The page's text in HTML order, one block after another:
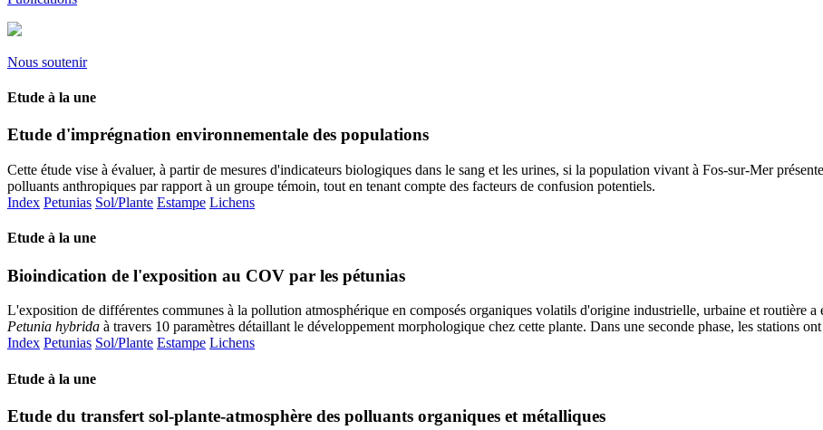
Nous soutenir
Etude à la une
Etude d'imprégnation environnementale des populations
Cette étude vise à évaluer, à partir de mesures d'indicateurs biologiques dans le sang et les urines, si la population vivant à Fos-sur-Mer
polluants anthropiques par rapport à un groupe témoin, tout en tenant compte des facteurs de confusion potentiels.
Index Petunias Sol/Plante Estampe Lichens
Etude à la une
Bioindication de l'exposition au COV par les pétunias
L'exposition de différentes communes à la pollution atmosphérique en composés organiques volatils d'origine industrielle, urbaine et routière
Petunia hybrida à travers 10 paramètres détaillant le développement morphologique chez cette plante. Dans une seconde phase, les stations
Index Petunias Sol/Plante Estampe Lichens
Etude à la une
Etude du transfert sol-plante-atmosphère des polluants organiques et métalliques